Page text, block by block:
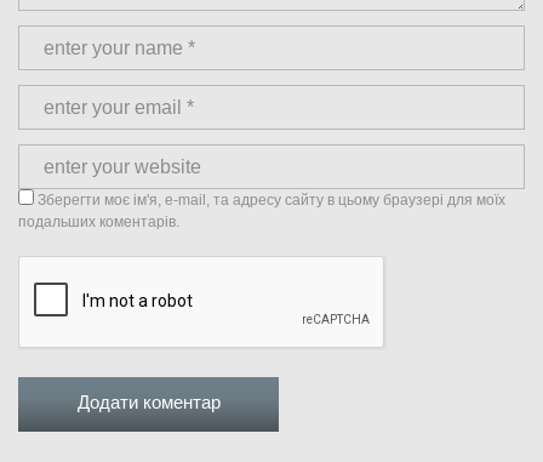
Зберегти моє ім'я, e-mail, та адресу сайту в цьому браузері для моїх
подальших коментарів.